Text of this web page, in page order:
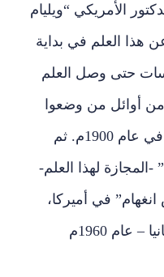
الأمريكي “ويليام
هذا العلم في بداية
حتى وصل العلم
من أوائل من وضعوا
أساس نظري لهذا العلم، وذلك في عام 1900م. ثم
لهذا العلم-
في أميركا،
وذلك قبل عودتها لوطنها –بريطانيا – عام 1960م